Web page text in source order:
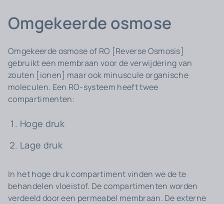
Omgekeerde osmose
Omgekeerde osmose of RO [Reverse Osmosis]
gebruikt een membraan voor de verwijdering van
zouten [ionen] maar ook minuscule organische
moleculen. Een RO-systeem heeft twee
compartimenten:
Hoge druk
Lage druk
In het hoge druk compartiment vinden we de te
behandelen vloeistof. De compartimenten worden
verdeeld door een permeabel membraan. De externe